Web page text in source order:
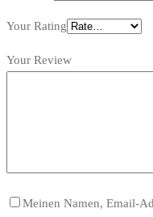
Your Rating
Your Review
Meinen Namen, Email-